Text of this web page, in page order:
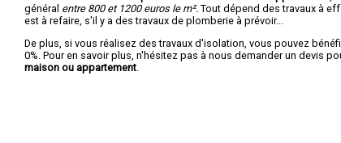
général entre 800 et 1200 euros le m². Tout dépend des travaux à
est à refaire, s'il y a des travaux de plomberie à prévoir...
De plus, si vous réalisez des travaux d'isolation, vous pouvez
0%. Pour en savoir plus, n'hésitez pas à nous demander un devis
maison ou appartement